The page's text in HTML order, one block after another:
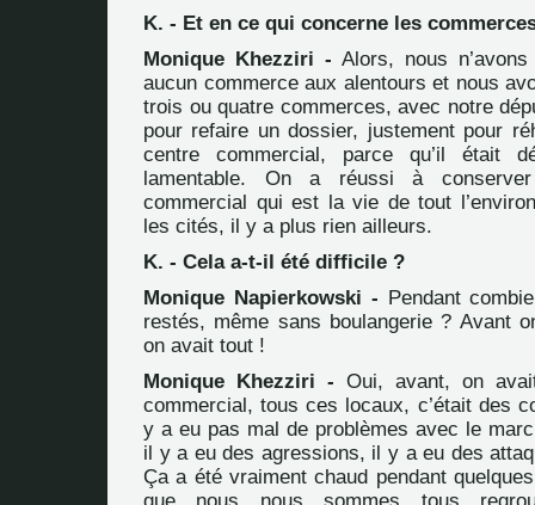
K. - Et en ce qui concerne les
Monique Khezziri - Alors, nous
aucun commerce aux alentours et nous
trois ou quatre commerces, avec notre
pour refaire un dossier, justement pour
centre commercial, parce qu’il était
lamentable. On a réussi à
commercial qui est la vie de tout
les cités, il y a plus rien ailleurs.
K. - Cela a-t-il été difficile ?
Monique Napierkowski - Pendant
restés, même sans boulangerie ? Avant
on avait tout !
Monique Khezziri - Oui, avant, on
commercial, tous ces locaux, c’était des
y a eu pas mal de problèmes avec le
il y a eu des agressions, il y a eu des
Ça a été vraiment chaud pendant